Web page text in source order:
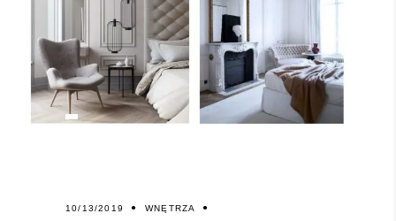
10/13/2019 WNĘTRZA